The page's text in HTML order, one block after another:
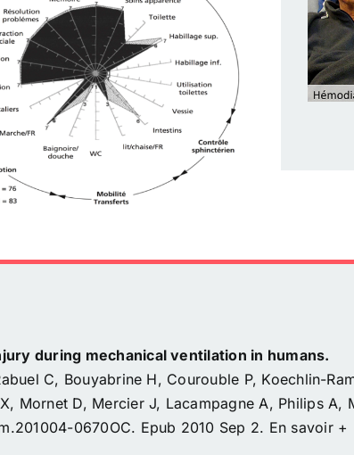
during mechanical ventilation in humans.
C, Bouyabrine H, Courouble P, Koechlin-
Mornet D, Mercier J, Lacampagne A, Philips A,
0670OC. Epub 2010 Sep 2. En savoir +